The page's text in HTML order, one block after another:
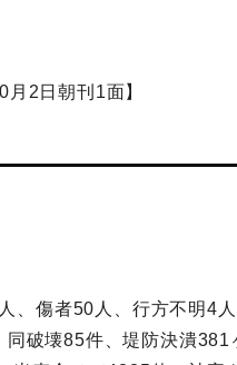
月2日朝刊1面】
、傷者50人、行方不明4
破壊85件、堤防決潰